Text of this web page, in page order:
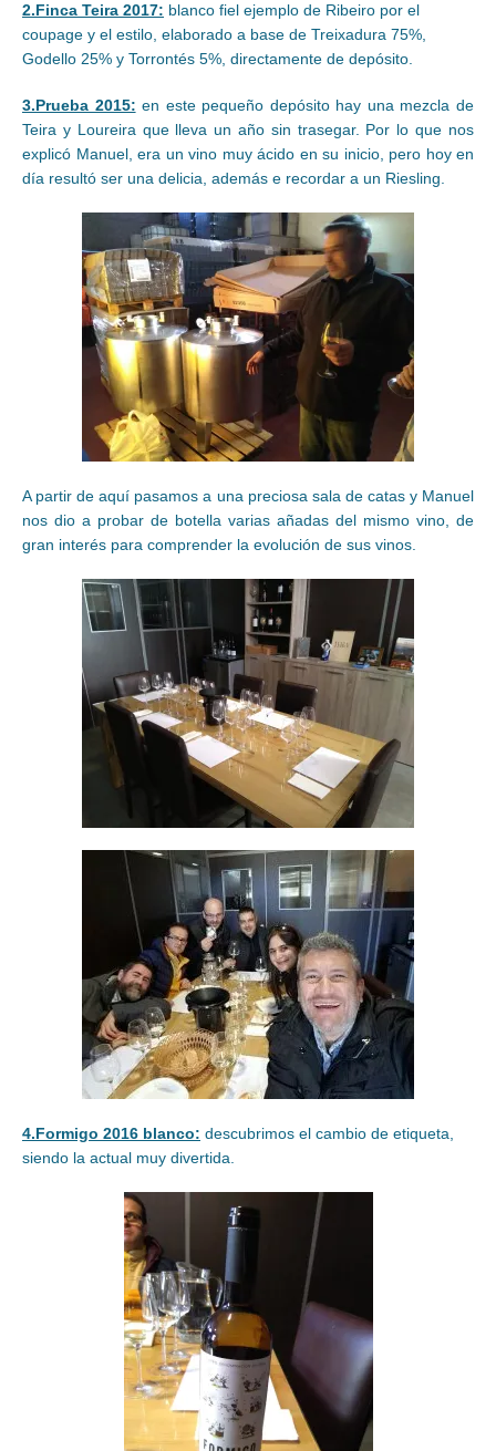
2.Finca Teira 2017: blanco fiel ejemplo de Ribeiro por el
coupage y el estilo, elaborado a base de Treixadura 75%,
Godello 25% y Torrontés 5%, directamente de depósito.
3.Prueba 2015: en este pequeño depósito hay una mezcla de
Teira y Loureira que lleva un año sin trasegar. Por lo que nos
explicó Manuel, era un vino muy ácido en su inicio, pero hoy en
día resultó ser una delicia, además e recordar a un Riesling.
A partir de aquí pasamos a una preciosa sala de catas y Manuel
nos dio a probar de botella varias añadas del mismo vino, de
gran interés para comprender la evolución de sus vinos.
4.Formigo 2016 blanco: descubrimos el cambio de etiqueta,
siendo la actual muy divertida.